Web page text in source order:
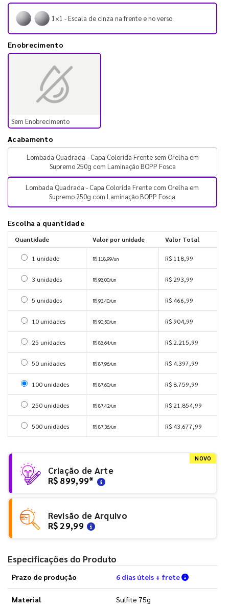
1×1 - Escala de cinza na frente e no verso.
Enobrecimento
Sem Enobrecimento
Acabamento
Lombada Quadrada - Capa Colorida Frente sem Orelha em
Supremo 250g com Laminação BOPP Fosca
Lombada Quadrada - Capa Colorida Frente com Orelha em
Supremo 250g com Laminação BOPP Fosca
Escolha a quantidade
Quantidade Valor por unidade Valor Total
Selecionar 1 unidade
1 unidade R$ 118,99/un R$ 118,99
Selecionar 3 unidades
3 unidades R$ 98,00/un R$ 293,99
Selecionar 5 unidades
5 unidades R$ 93,40/un R$ 466,99
Selecionar 10 unidades
10 unidades R$ 90,50/un R$ 904,99
Selecionar 25 unidades
25 unidades R$ 88,64/un R$ 2.215,99
Selecionar 50 unidades
50 unidades R$ 87,96/un R$ 4.397,99
Selecionar 100 unidades
100 unidades R$ 87,60/un R$ 8.759,99
Selecionar 250 unidades
250 unidades R$ 87,42/un R$ 21.854,99
Selecionar 500 unidades
500 unidades R$ 87,36/un R$ 43.677,99
NOVO
Criação de Arte
R$ 899,99*
Revisão de Arquivo
R$ 29,99
Especificações do Produto
Prazo de produção 6 dias úteis + frete Verifique
Material Sulfite 75g